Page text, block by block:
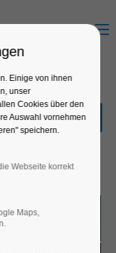
Menu
Einige von ihnen
unser
Cookies über den
Auswahl vornehmen
speichern.
Webseite korrekt
Maps,